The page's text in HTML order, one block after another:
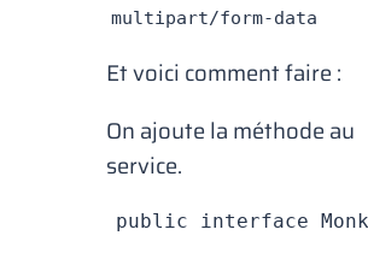
multipart/form-data
Et voici comment faire :
On ajoute la méthode au
service.
public interface